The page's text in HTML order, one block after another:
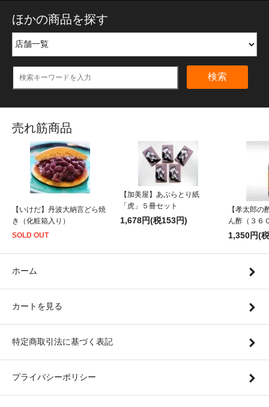
ほかの商品を探す
検索
売れ筋商品
【いけだ】丹波大納言どら焼
き（化粧箱入り）
SOLD OUT
【加美屋】あぶらとり紙
「虎」５冊セット
1,678円(税153円)
【孝太郎の
ん酢（３６
1,350円(
ホーム
カートを見る
特定商取引法に基づく表記
プライバシーポリシー